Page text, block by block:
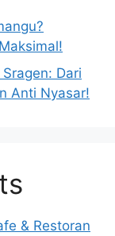
Dari
Anti Nyasar!
& Restoran